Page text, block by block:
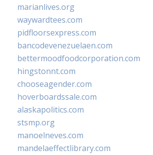
marianlives.org
waywardtees.com
pidfloorsexpress.com
bancodevenezuelaen.com
bettermoodfoodcorporation.com
hingstonnt.com
chooseagender.com
hoverboardssale.com
alaskapolitics.com
stsmp.org
manoelneves.com
mandelaeffectlibrary.com